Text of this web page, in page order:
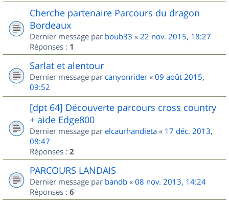
Cherche partenaire Parcours du dragon
Bordeaux
Dernier message par boub33 « 22 nov. 2015, 18:27
Réponses : 1
Sarlat et alentour
Dernier message par canyonrider « 09 août 2015,
09:52
[dpt 64] Découverte parcours cross country
+ aide Edge800
Dernier message par elcaurhandieta « 17 déc. 2013,
08:47
Réponses : 2
PARCOURS LANDAIS
Dernier message par bandb « 08 nov. 2013, 14:24
Réponses : 6